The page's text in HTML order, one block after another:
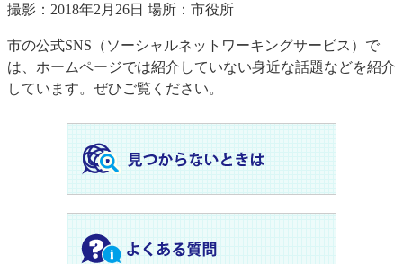
撮影：2018年2月26日 場所：市役所
市の公式SNS（ソーシャルネットワーキングサービス）で
は、ホームページでは紹介していない身近な話題などを紹介
しています。ぜひご覧ください。